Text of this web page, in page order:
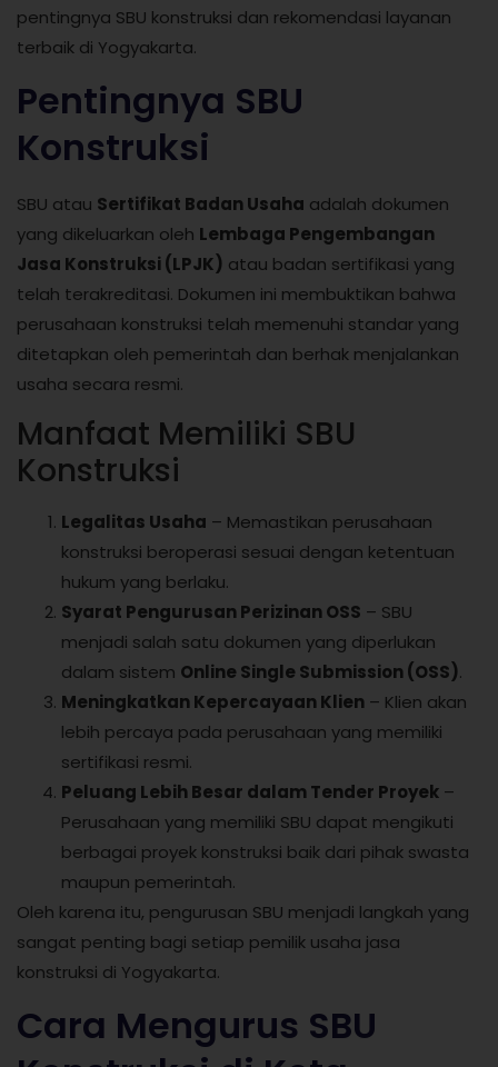
pentingnya SBU konstruksi dan rekomendasi layanan
terbaik di Yogyakarta.
Pentingnya SBU
Konstruksi
SBU atau Sertifikat Badan Usaha adalah dokumen
yang dikeluarkan oleh Lembaga Pengembangan
Jasa Konstruksi (LPJK) atau badan sertifikasi yang
telah terakreditasi. Dokumen ini membuktikan bahwa
perusahaan konstruksi telah memenuhi standar yang
ditetapkan oleh pemerintah dan berhak menjalankan
usaha secara resmi.
Manfaat Memiliki SBU
Konstruksi
Legalitas Usaha – Memastikan perusahaan
konstruksi beroperasi sesuai dengan ketentuan
hukum yang berlaku.
Syarat Pengurusan Perizinan OSS – SBU
menjadi salah satu dokumen yang diperlukan
dalam sistem Online Single Submission (OSS).
Meningkatkan Kepercayaan Klien – Klien akan
lebih percaya pada perusahaan yang memiliki
sertifikasi resmi.
Peluang Lebih Besar dalam Tender Proyek –
Perusahaan yang memiliki SBU dapat mengikuti
berbagai proyek konstruksi baik dari pihak swasta
maupun pemerintah.
Oleh karena itu, pengurusan SBU menjadi langkah yang
sangat penting bagi setiap pemilik usaha jasa
konstruksi di Yogyakarta.
Cara Mengurus SBU